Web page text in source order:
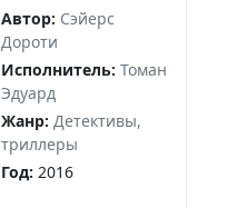
Автор: Сэйерс
Дороти
Исполнитель: Томан
Эдуард
Жанр: Детективы,
триллеры
Год: 2016